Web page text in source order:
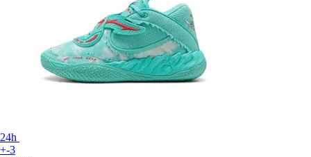
24h
+-3